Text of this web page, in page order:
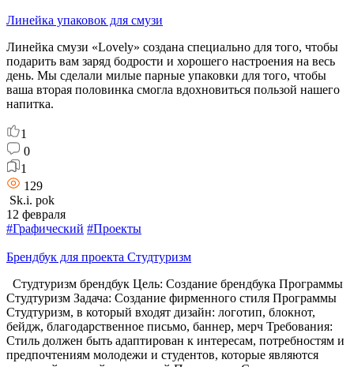
Линейка упаковок для смузи
Линейка смузи «Lovely» создана специально для того, чтобы
подарить вам заряд бодрости и хорошего настроения на весь
день. Мы сделали милые парные упаковки для того, чтобы
ваша вторая половинка смогла вдохновиться пользой нашего
напитка.
1
0
1
129
Sk.i. pok
12 февраля
#Графический #Проекты
Брендбук для проекта Студтуризм
Студтуризм брендбук Цель: Создание брендбука Программы
Студтуризм Задача: Создание фирменного стиля Программы
Студтуризм, в который входят дизайн: логотип, блокнот,
бейдж, благодарственное письмо, баннер, мерч Требования:
Стиль должен быть адаптирован к интересам, потребностям и
предпочтениям молодежи и студентов, которые являются